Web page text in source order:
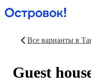
Все варианты в
Guest